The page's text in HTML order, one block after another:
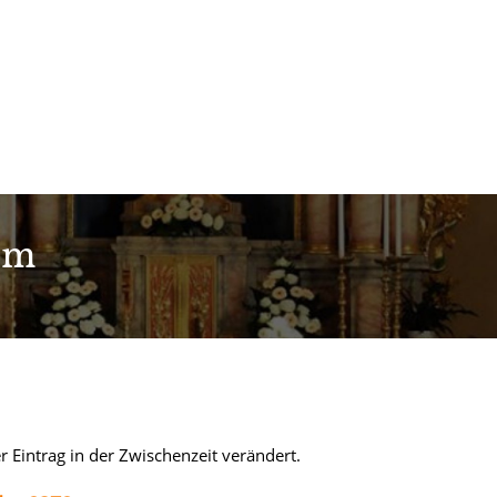
Eintrag in der Zwischenzeit verändert.